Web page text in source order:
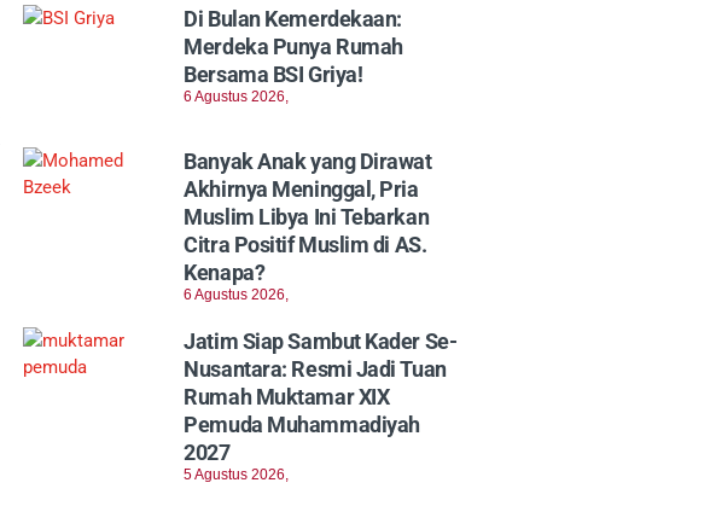
Di Bulan Kemerdekaan:
Merdeka Punya Rumah
Bersama BSI Griya!
6 Agustus 2026,
Banyak Anak yang Dirawat
Akhirnya Meninggal, Pria
Muslim Libya Ini Tebarkan
Citra Positif Muslim di AS.
Kenapa?
6 Agustus 2026,
Jatim Siap Sambut Kader Se-
Nusantara: Resmi Jadi Tuan
Rumah Muktamar XIX
Pemuda Muhammadiyah
2027
5 Agustus 2026,